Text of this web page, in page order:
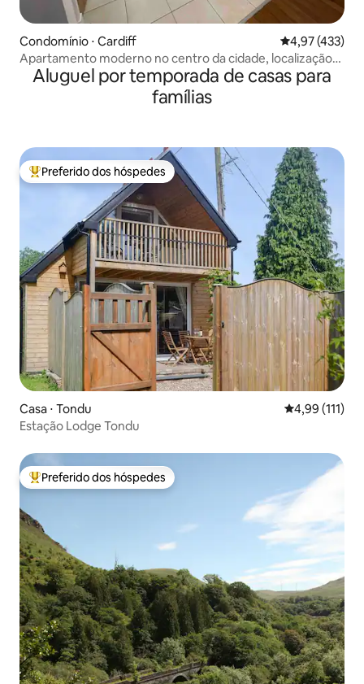
Condomínio ⋅ Cardiff 4,97 de uma
4,97 (433)
Apartamento moderno no centro da cidade, localização
excelente.
Aluguel por temporada de casas para
famílias
Entre os melhores preferidos dos hóspedes
Preferido dos hóspedes
Casa ⋅ Tondu 4,99 de uma
4,99 (111)
Estação Lodge Tondu
Entre os melhores preferidos dos hóspedes
Preferido dos hóspedes